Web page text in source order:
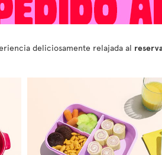
deliciosamente relajada al